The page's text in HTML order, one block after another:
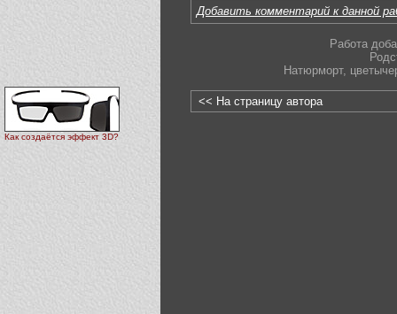
Как создаётся эффект 3D?
Добавить комментарий к данной
Работа
Натюрморт,
<< На страницу автора